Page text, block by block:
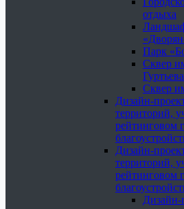
отдыха
Парк
Сквер
Гуртьева
Сквер
Дизайн-
территорий,
рейтинговом
Дизайн-
территорий,
рейтинговом
Дизайн-